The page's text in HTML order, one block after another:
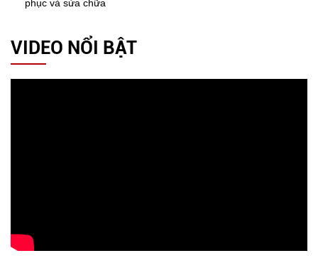
phục và sửa chữa
VIDEO NỔI BẬT